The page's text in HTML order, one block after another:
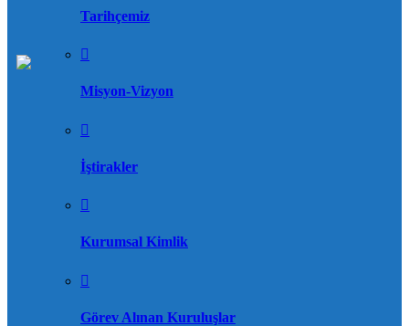
Tarihçemiz
Misyon-Vizyon
İştirakler
Kurumsal Kimlik
Görev Alınan Kuruluşlar